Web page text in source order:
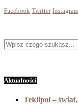
Facebook Twitter Instagram
Aktualności
Teklipol –